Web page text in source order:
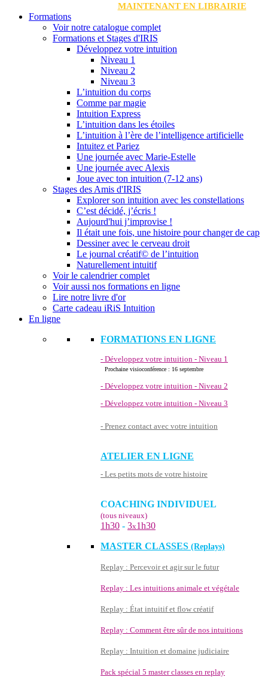
MAINTENANT EN LIBRAIRIE
Formations
Voir notre catalogue complet
Formations et Stages d'IRIS
Développez votre intuition
Niveau 1
Niveau 2
Niveau 3
L’intuition du corps
Comme par magie
Intuition Express
L’intuition dans les étoiles
L’intuition à l’ère de l’intelligence artificielle
Intuitez et Pariez
Une journée avec Marie-Estelle
Une journée avec Alexis
Joue avec ton intuition (7-12 ans)
Stages des Amis d'IRIS
Explorer son intuition avec les constellations
C’est décidé, j’écris !
Aujourd'hui j’improvise !
Il était une fois, une histoire pour changer de cap
Dessiner avec le cerveau droit
Le journal créatif© de l’intuition
Naturellement intuitif
Voir le calendrier complet
Voir aussi nos formations en ligne
Lire notre livre d'or
Carte cadeau iRiS Intuition
En ligne
FORMATIONS EN LIGNE
- Développez votre intuition - Niveau 1
Prochaine visioconférence : 16 septembre
- Développez votre intuition - Niveau 2
- Développez votre intuition - Niveau 3
- Prenez contact avec votre intuition
ATELIER EN LIGNE
- Les petits mots de votre histoire
COACHING INDIVIDUEL
(tous niveaux)
1h30 - 3x1h30
MASTER CLASSES (Replays)
Replay : Percevoir et agir sur le futur
Replay : Les intuitions animale et végétale
Replay : État intuitif et flow créatif
Replay : Comment être sûr de nos intuitions
Replay : Intuition et domaine judiciaire
Pack spécial 5 master classes en replay